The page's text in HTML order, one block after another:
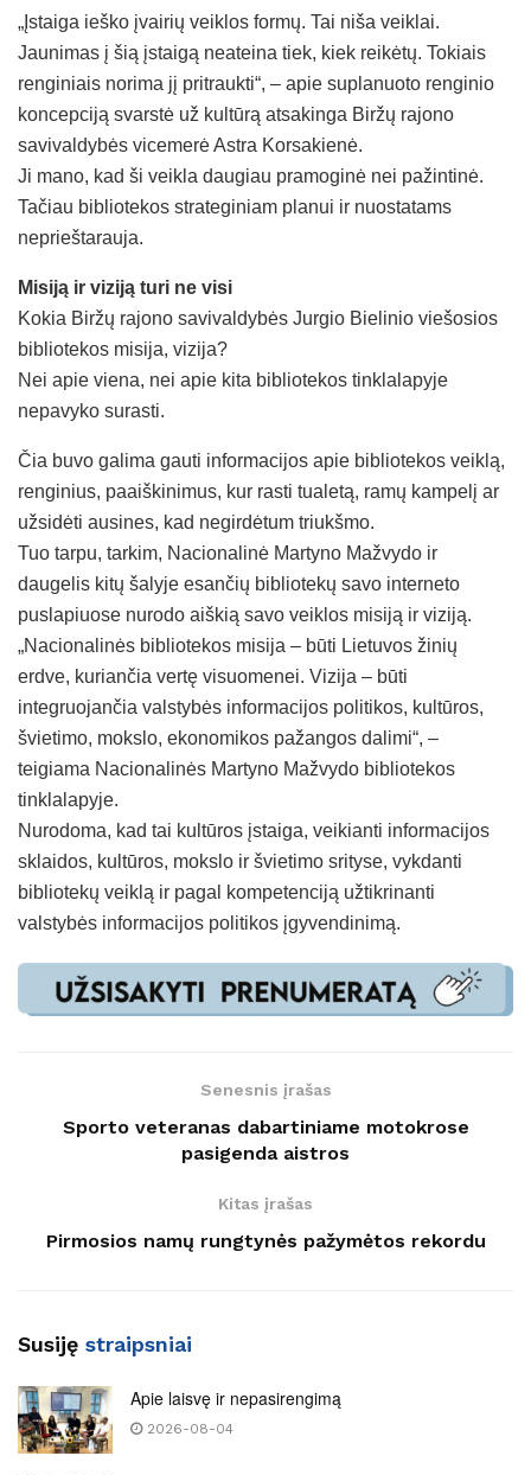
„Įstaiga ieško įvairių veiklos formų. Tai niša veiklai.
Jaunimas į šią įstaigą neateina tiek, kiek reikėtų. Tokiais
renginiais norima jį pritraukti“, – apie suplanuoto renginio
koncepciją svarstė už kultūrą atsakinga Biržų rajono
savivaldybės vicemerė Astra Korsakienė.
Ji mano, kad ši veikla daugiau pramoginė nei pažintinė.
Tačiau bibliotekos strateginiam planui ir nuostatams
neprieštarauja.
Misiją ir viziją turi ne visi
Kokia Biržų rajono savivaldybės Jurgio Bielinio viešosios
bibliotekos misija, vizija?
Nei apie viena, nei apie kita bibliotekos tinklalapyje
nepavyko surasti.
Čia buvo galima gauti informacijos apie bibliotekos veiklą,
renginius, paaiškinimus, kur rasti tualetą, ramų kampelį ar
užsidėti ausines, kad negirdėtum triukšmo.
Tuo tarpu, tarkim, Nacionalinė Martyno Mažvydo ir
daugelis kitų šalyje esančių bibliotekų savo interneto
puslapiuose nurodo aiškią savo veiklos misiją ir viziją.
„Nacionalinės bibliotekos misija – būti Lietuvos žinių
erdve, kuriančia vertę visuomenei. Vizija – būti
integruojančia valstybės informacijos politikos, kultūros,
švietimo, mokslo, ekonomikos pažangos dalimi“, –
teigiama Nacionalinės Martyno Mažvydo bibliotekos
tinklalapyje.
Nurodoma, kad tai kultūros įstaiga, veikianti informacijos
sklaidos, kultūros, mokslo ir švietimo srityse, vykdanti
bibliotekų veiklą ir pagal kompetenciją užtikrinanti
valstybės informacijos politikos įgyvendinimą.
Senesnis įrašas
Sporto veteranas dabartiniame motokrose
pasigenda aistros
Kitas įrašas
Pirmosios namų rungtynės pažymėtos rekordu
Susiję straipsniai
Apie laisvę ir nepasirengimą
2026-08-04